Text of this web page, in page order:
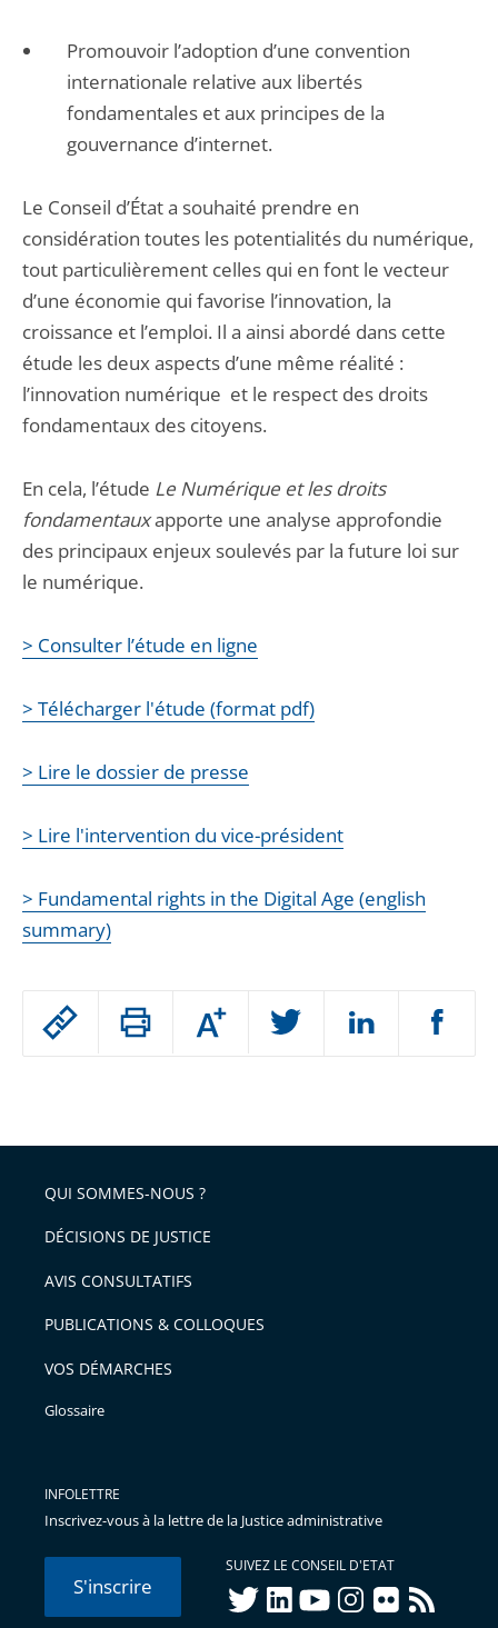
Passer
arriver
après
Augmenter
ou
l'article
pour
avant
Promouvoir l’adoption d’une convention
internationale relative aux libertés
fondamentales et aux principes de la
gouvernance d’internet.
Le Conseil d’État a souhaité prendre en
considération toutes les potentialités du numérique,
tout particulièrement celles qui en font le vecteur
d’une économie qui favorise l’innovation, la
croissance et l’emploi. Il a ainsi abordé dans cette
étude les deux aspects d’une même réalité :
l’innovation numérique et le respect des droits
fondamentaux des citoyens.
En cela, l’étude Le Numérique et les droits
fondamentauxapporte une analyse approfondie
des principaux enjeux soulevés par la future loi sur
le numérique.
> Consulter l’étude en ligne
> Télécharger l'étude (format pdf)
> Lire le dossier de presse
> Lire l'intervention du vice-président
> Fundamental rights in the Digital Age (english
summary)
QUI SOMMES-NOUS ?
DÉCISIONS DE JUSTICE
AVIS CONSULTATIFS
PUBLICATIONS & COLLOQUES
VOS DÉMARCHES
Glossaire
INFOLETTRE
Inscrivez-vous à la lettre de la Justice administrative
S'inscrire
SUIVEZ LE CONSEIL D'ETAT
twitterlinkedInyoutubeinstagram
flickr rss